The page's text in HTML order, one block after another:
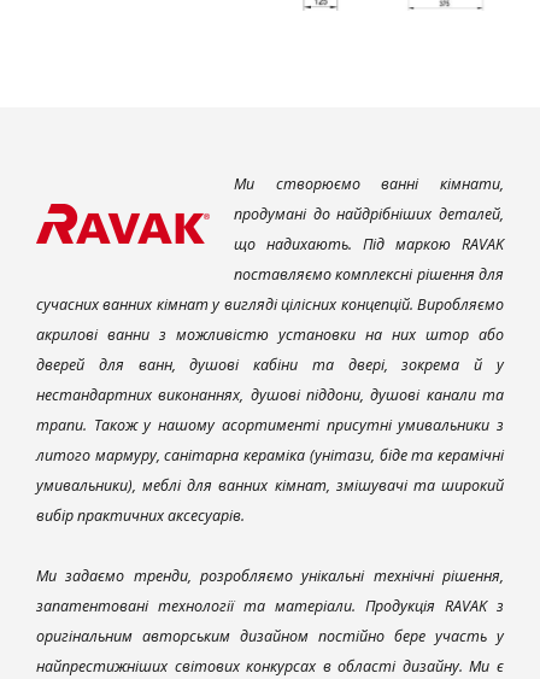
Ми створюємо ванні кімнати,
продумані до найдрібніших деталей,
що надихають. Під маркою RAVAK
поставляємо комплексні рішення для
сучасних ванних кімнат у вигляді цілісних концепцій. Виробляємо
акрилові ванни з можливістю установки на них штор або
дверей для ванн, душові кабіни та двері, зокрема й у
нестандартних виконаннях, душові піддони, душові канали та
трапи. Також у нашому асортименті присутні умивальники з
литого мармуру, санітарна кераміка (унітази, біде та керамічні
умивальники), меблі для ванних кімнат, змішувачі та широкий
вибір практичних аксесуарів.
Ми задаємо тренди, розробляємо унікальні технічні рішення,
запатентовані технології та матеріали. Продукція RAVAK з
оригінальним авторським дизайном постійно бере участь у
найпрестижніших світових конкурсах в області дизайну. Ми є